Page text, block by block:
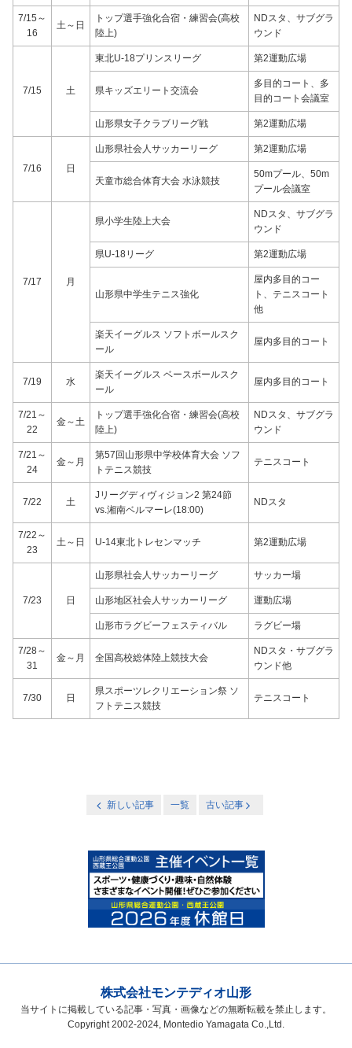
7/15～
16
土～日
トップ選手強化合宿・練習会(高校
陸上)
NDスタ、サブグラ
ウンド
7/15 土
東北U-18プリンスリーグ 第2運動広場
県キッズエリート交流会
多目的コート、多
目的コート会議室
山形県女子クラブリーグ戦 第2運動広場
7/16 日
山形県社会人サッカーリーグ 第2運動広場
天童市総合体育大会 水泳競技
50mプール、50m
プール会議室
7/17 月
県小学生陸上大会
NDスタ、サブグラ
ウンド
県U-18リーグ 第2運動広場
山形県中学生テニス強化
屋内多目的コー
ト、テニスコート
他
楽天イーグルス ソフトボールスク
ール
屋内多目的コート
7/19 水
楽天イーグルス ベースボールスク
ール
屋内多目的コート
7/21～
22
金～土
トップ選手強化合宿・練習会(高校
陸上)
NDスタ、サブグラ
ウンド
7/21～
24
金～月
第57回山形県中学校体育大会 ソフ
トテニス競技
テニスコート
7/22 土
Jリーグディヴィジョン2 第24節
vs.湘南ベルマーレ(18:00)
NDスタ
7/22～
23
土～日 U-14東北トレセンマッチ 第2運動広場
7/23 日
山形県社会人サッカーリーグ サッカー場
山形地区社会人サッカーリーグ 運動広場
山形市ラグビーフェスティバル ラグビー場
7/28～
31
金～月 全国高校総体陸上競技大会
NDスタ・サブグラ
ウンド他
7/30 日
県スポーツレクリエーション祭 ソ
フトテニス競技
テニスコート
新しい記事 一覧 古い記事
株式会社モンテディオ山形
当サイトに掲載している記事・写真・画像などの無断転載を禁止します。
Copyright 2002-2024, Montedio Yamagata Co.,Ltd.